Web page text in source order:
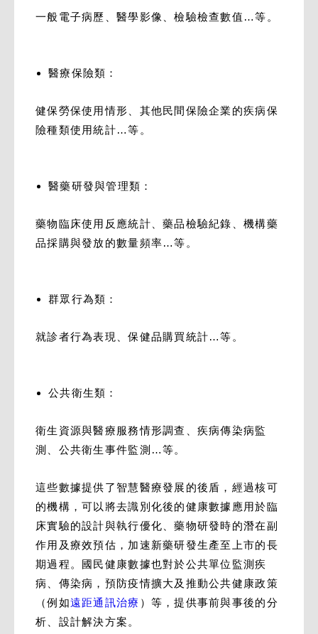
一般電子病歷、醫學影像、檢驗檢查數值…等。
醫療保險類：
健保勞保使用情形、其他民間保險企業的疾病保
險種類使用統計…等。
醫藥研發與管理類：
藥物臨床使用反應統計、藥品檢驗紀錄、機構藥
品採購與發放的數量頻率…等。
群眾行為類：
就診者行為表現、保健品購買統計…等。
公共衛生類：
衛生資源與醫療服務情形調查、疾病傳染病監
測、公共衛生事件監測…等。
這些數據提供了智慧醫療發展的後盾，經過核可
的機構，可以將去識別化後的健康數據應用於臨
床實驗的設計與執行優化、藥物研發時的潛在副
作用及療效預估，加速新藥研發生產至上市的長
期過程。國民健康數據也對於公共單位監測疾
病、傳染病，預防疫情擴大及推動公共健康政策
（例如遠距通訊治療 ）等，提供事前與事後的分
析、設計解決方案。